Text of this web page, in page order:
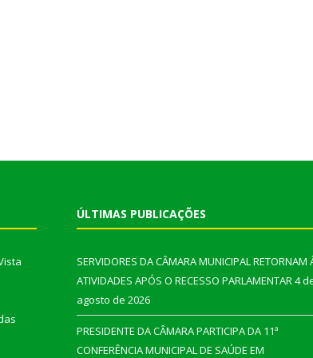
ÚLTIMAS PUBLICAÇÕES
SERVIDORES DA CÂMARA MUNICIPAL RETORNAM
ATIVIDADES APÓS O RECESSO PARLAMENTAR4
agosto de 2026
PRESIDENTE DA CÂMARA PARTICIPA DA 11ª
CONFERÊNCIA MUNICIPAL DE SAÚDE EM